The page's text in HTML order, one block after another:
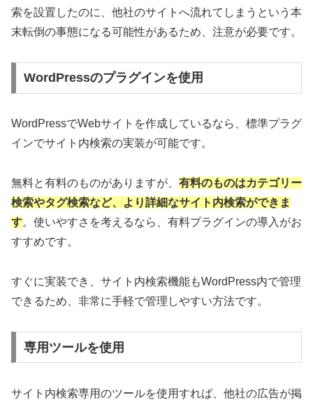
索を設置したのに、他社のサイトへ流れてしまうという本
末転倒の事態になる可能性があるため、注意が必要です。
WordPressのプラグインを使用
WordPressでWebサイトを作成しているなら、標準プラグ
インでサイト内検索の実装が可能です。
無料と有料のものがありますが、 有料のものはカテゴリー
検索やタグ検索など、より詳細なサイト内検索ができま
す。使いやすさを考えるなら、有料プラグインの導入がお
すすめです。
すぐに実装でき、サイト内検索機能もWordPress内で管理
できるため、非常に手軽で管理しやすい方法です。
専用ツールを使用
サイト内検索専用のツールを使用すれば、他社の広告が掲